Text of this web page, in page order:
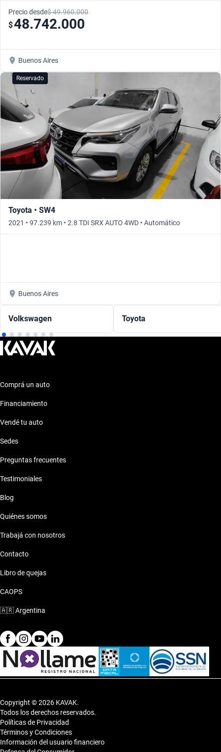
Precio desde$ 49.960.000
$48.742.000
Buenos Aires
Reservado
Toyota • SW4
2021 • 97.239 km • 2.8 TDI SRX AUTO 4WD • Automático
Buenos Aires
Volkswagen Toyota
Comprá un auto
Financiamiento
Vendé tu auto
Sedes
Preguntas frecuentes
Testimoniales
Blog
Quiénes somos
Trabajá con nosotros
Contacto
Libro de quejas
CAOPS
🇦🇷Argentina
Copyright © 2026 KAVAK.
Todos los derechos reservados.
Políticas de Privacidad
Términos y Condiciones
Información del usuario financiero